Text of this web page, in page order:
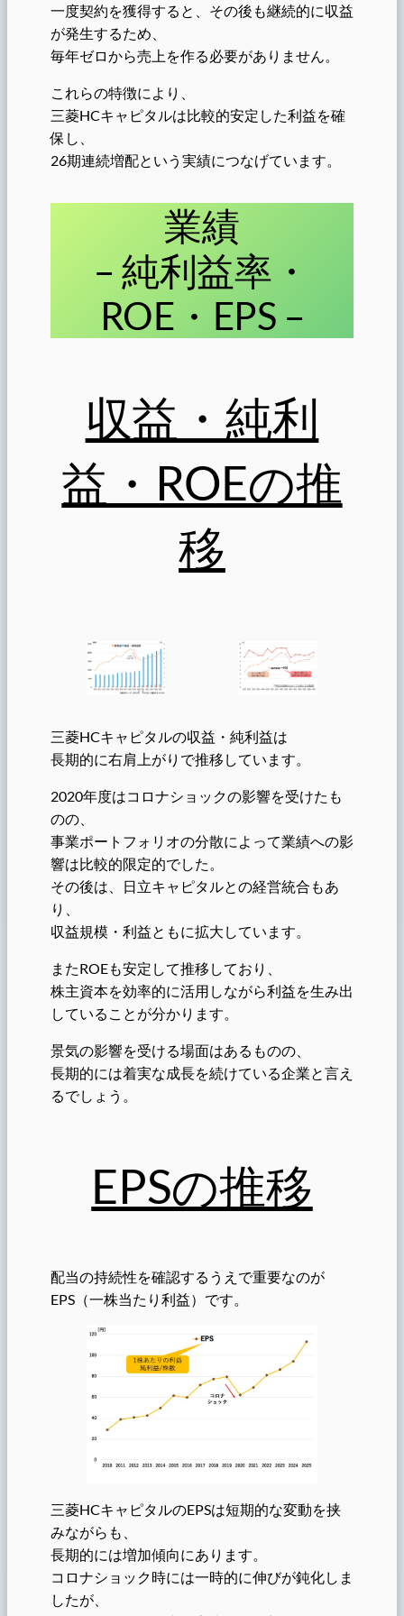
一度契約を獲得すると、その後も継続的に収益
が発生するため、
毎年ゼロから売上を作る必要がありません。
これらの特徴により、
三菱HCキャピタルは比較的安定した利益を確
保し、
26期連続増配という実績につなげています。
業績
– 純利益率・
ROE・EPS –
収益・純利
益・ROEの推
移
三菱HCキャピタルの収益・純利益は
長期的に右肩上がりで推移しています。
2020年度はコロナショックの影響を受けたも
のの、
事業ポートフォリオの分散によって業績への影
響は比較的限定的でした。
その後は、日立キャピタルとの経営統合もあ
り、
収益規模・利益ともに拡大しています。
またROEも安定して推移しており、
株主資本を効率的に活用しながら利益を生み出
していることが分かります。
景気の影響を受ける場面はあるものの、
長期的には着実な成長を続けている企業と言え
るでしょう。
EPSの推移
配当の持続性を確認するうえで重要なのが
EPS（一株当たり利益）です。
三菱HCキャピタルのEPSは短期的な変動を挟
みながらも、
長期的には増加傾向にあります。
コロナショック時には一時的に伸びが鈍化しま
したが、